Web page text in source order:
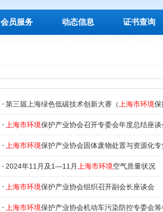
会员服务 动态信息 证书查询
第三届上海绿色低碳技术创新大赛（ 上海市环境保
上海市环境保护产业协会召开专委会年度总结座谈
上海市环境保护产业协会固体废物处置与资源化
会
2024年11月及1—11月 上海市环境空气质量状况
上海市环境保护产业协会组织召开副会长座谈会
上海市环境保护产业协会机动车污染防控专委会